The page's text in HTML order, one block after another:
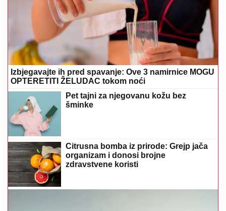
Izbjegavajte ih pred spavanje: Ove 3 namirnice MOGU
OPTERETITI ŽELUDAC tokom noći
Pet tajni za njegovanu kožu bez
šminke
Citrusna bomba iz prirode: Grejp jača
organizam i donosi brojne
zdravstvene koristi